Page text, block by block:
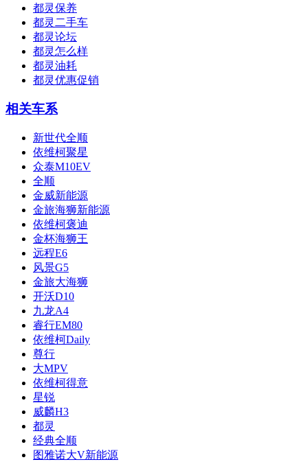
都灵保养
都灵二手车
都灵论坛
都灵怎么样
都灵油耗
都灵优惠促销
相关车系
新世代全顺
依维柯聚星
众泰M10EV
全顺
金威新能源
金旅海狮新能源
依维柯褒迪
金杯海狮王
远程E6
风景G5
金旅大海狮
开沃D10
九龙A4
睿行EM80
依维柯Daily
尊行
大MPV
依维柯得意
星锐
威麟H3
都灵
经典全顺
图雅诺大V新能源